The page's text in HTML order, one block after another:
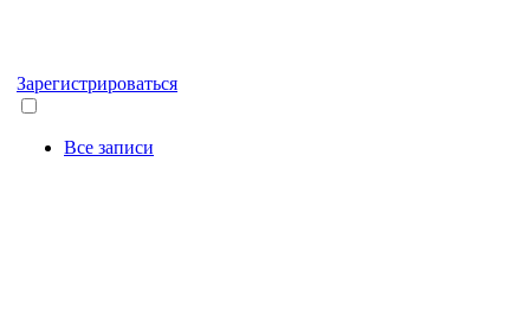
Зарегистрироваться
Все записи